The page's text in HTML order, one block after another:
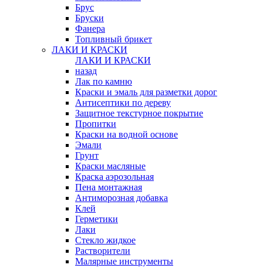
Брус
Бруски
Фанера
Топливный брикет
ЛАКИ И КРАСКИ
ЛАКИ И КРАСКИ
назад
Лак по камню
Краски и эмаль для разметки дорог
Антисептики по дереву
Защитное текстурное покрытие
Пропитки
Краски на водной основе
Эмали
Грунт
Краски масляные
Краска аэрозольная
Пена монтажная
Антиморозная добавка
Клей
Герметики
Лаки
Стекло жидкое
Растворители
Малярные инструменты